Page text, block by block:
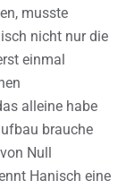
musste
nicht nur die
einmal
alleine habe
brauche
Null
Hanisch eine